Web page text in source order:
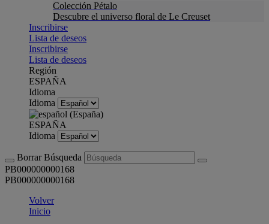
Colección Pétalo
Descubre el universo floral de Le Creuset
Inscribirse
Lista de deseos
Inscribirse
Lista de deseos
Región
ESPAÑA
Idioma
Idioma
ESPAÑA
Idioma
Borrar Búsqueda
PB000000000168
PB000000000168
Volver
Inicio